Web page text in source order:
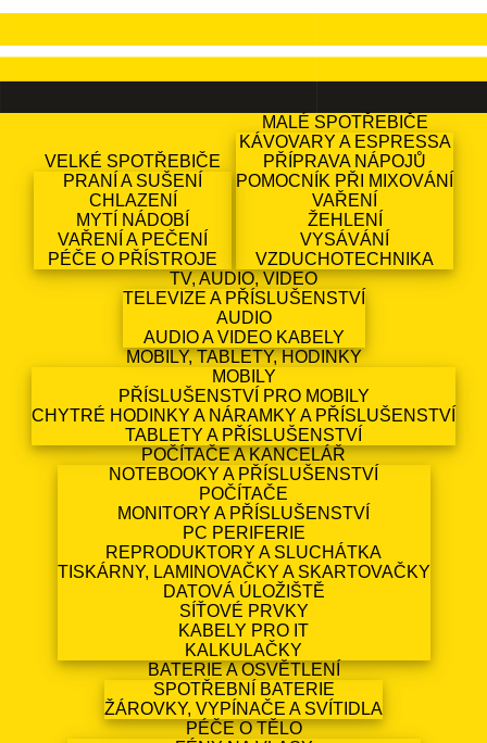
VELKÉ SPOTŘEBIČE
PRANÍ A SUŠENÍ
CHLAZENÍ
MYTÍ NÁDOBÍ
VAŘENÍ A PEČENÍ
PÉČE O PŘÍSTROJE
MALÉ SPOTŘEBIČE
KÁVOVARY A ESPRESSA
PŘÍPRAVA NÁPOJŮ
POMOCNÍK PŘI MIXOVÁNÍ
VAŘENÍ
ŽEHLENÍ
VYSÁVÁNÍ
VZDUCHOTECHNIKA
TV, AUDIO, VIDEO
TELEVIZE A PŘÍSLUŠENSTVÍ
AUDIO
AUDIO A VIDEO KABELY
MOBILY, TABLETY, HODINKY
MOBILY
PŘÍSLUŠENSTVÍ PRO MOBILY
CHYTRÉ HODINKY A NÁRAMKY A PŘÍSLUŠENSTVÍ
TABLETY A PŘÍSLUŠENSTVÍ
POČÍTAČE A KANCELÁŘ
NOTEBOOKY A PŘÍSLUŠENSTVÍ
POČÍTAČE
MONITORY A PŘÍSLUŠENSTVÍ
PC PERIFERIE
REPRODUKTORY A SLUCHÁTKA
TISKÁRNY, LAMINOVAČKY A SKARTOVAČKY
DATOVÁ ÚLOŽIŠTĚ
SÍŤOVÉ PRVKY
KABELY PRO IT
KALKULAČKY
BATERIE A OSVĚTLENÍ
SPOTŘEBNÍ BATERIE
ŽÁROVKY, VYPÍNAČE A SVÍTIDLA
PÉČE O TĚLO